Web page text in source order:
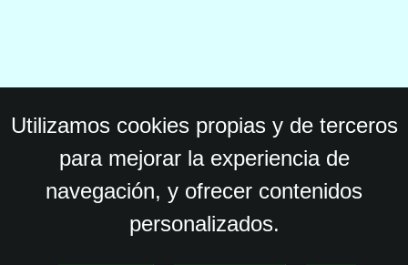
Utilizamos cookies propias y de terceros
para mejorar la experiencia de
navegación, y ofrecer contenidos
personalizados.